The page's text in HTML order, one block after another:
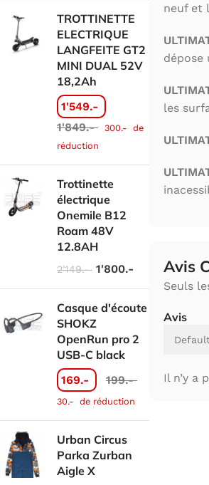
TROTTINETTE
ELECTRIQUE
LANGFEITE GT2
MINI DUAL 52V
18,2Ah
1'549.-
1'849.- 300.- de
réduction
Trottinette
électrique
Onemile B12
Roam 48V
12.8AH
2'149.- 1'800.-
Casque d'écoute
SHOKZ
OpenRun pro 2
USB-C black
169.- 199.-
30.- de réduction
Urban Circus
Parka Zurban
Aigle X
neuf et
les
Avis
Avis
Il n’y a
Seuls